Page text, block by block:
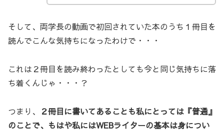
そして、両学長の動画で初回されていた本のうち１冊目を
読んでこんな気持ちになったわけで・・・
これは２冊目を読み終わったとしても今と同じ気持ちに落
ち着くんじゃ・・・？
つまり、
２冊目に書いてあることも私にとっては『普通』
のことで、もはや私にはWEBライターの基本は身につい